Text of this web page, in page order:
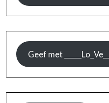
Geef met _____Lo_Ve__